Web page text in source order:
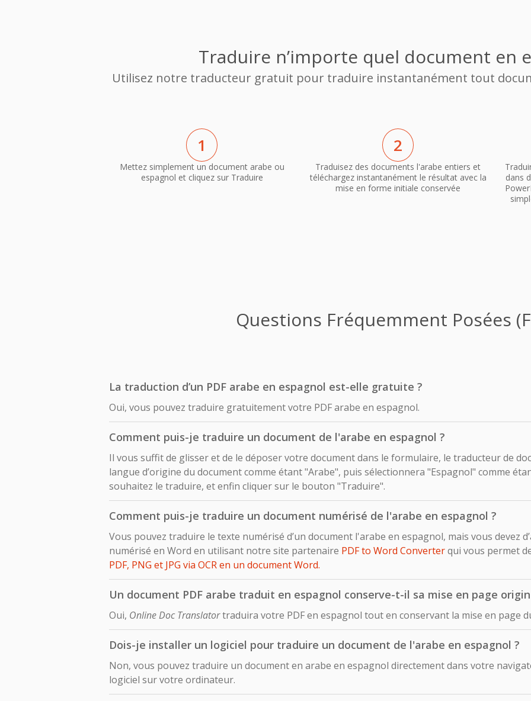
Traduire n’importe quel document en
Utilisez notre traducteur gratuit pour traduire instantanément tout
1
Mettez simplement un document arabe ou
espagnol et cliquez sur Traduire
2
Traduisez des documents l'arabe entiers et
téléchargez instantanément le résultat avec la
mise en forme initiale conservée
dans
Questions Fréquemment Posées
La traduction d’un PDF arabe en espagnol est-elle gratuite ?
Oui, vous pouvez traduire gratuitement votre PDF arabe en espagnol.
Comment puis-je traduire un document de l'arabe en espagnol ?
Il vous suffit de glisser et de le déposer votre document dans le formulaire, le traducteur de
langue d’origine du document comme étant "Arabe", puis sélectionnera "Espagnol" comme
souhaitez le traduire, et enfin cliquer sur le bouton "Traduire".
Comment puis-je traduire un document numérisé de l'arabe en espagnol ?
Vous pouvez traduire le texte numérisé d’un document l'arabe en espagnol, mais vous devez
numérisé en Word en utilisant notre site partenaire PDF to Word Converterqui vous permet
PDF, PNG et JPG via OCR en un document Word.
Un document PDF arabe traduit en espagnol conserve-t-il sa mise en page
Oui, Online Doc Translatortraduira votre PDF en espagnol tout en conservant la mise en page
Dois-je installer un logiciel pour traduire un document de l'arabe en espagnol ?
Non, vous pouvez traduire un document en arabe en espagnol directement dans votre
logiciel sur votre ordinateur.